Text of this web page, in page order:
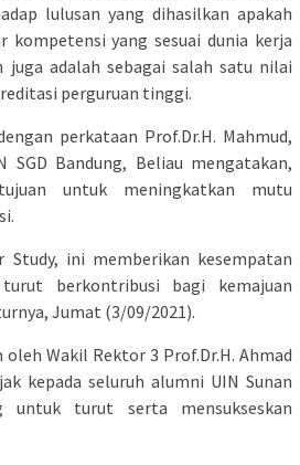
lulusan yang dihasilkan apakah
kompetensi yang sesuai dunia kerja
adalah sebagai salah satu nilai
perguruan tinggi.
perkataan Prof.Dr.H. Mahmud,
SGD Bandung, Beliau mengatakan,
untuk meningkatkan mutu
Study, ini memberikan kesempatan
berkontribusi bagi kemajuan
Jumat (3/09/2021).
oleh Wakil Rektor 3 Prof.Dr.H. Ahmad
kepada seluruh alumni UIN Sunan
untuk turut serta mensukseskan